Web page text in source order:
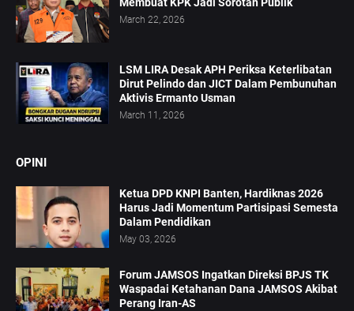
March 22, 2026
LSM LIRA Desak APH Periksa Keterlibatan
Dirut Pelindo dan JICT Dalam Pembunuhan
Aktivis Ermanto Usman
March 11, 2026
OPINI
Ketua DPD KNPI Banten, Hardiknas 2026
Harus Jadi Momentum Partisipasi Semesta
Dalam Pendidikan
May 03, 2026
Forum JAMSOS Ingatkan Direksi BPJS TK
Waspadai Ketahanan Dana JAMSOS Akibat
Perang Iran-AS